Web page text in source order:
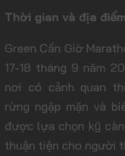
Thời gian và địa
Green Cần Giờ
17-18 tháng 9 năm
nơi có cảnh quan
rừng ngập mặn và
được lựa chọn kỹ
thuận tiện cho người